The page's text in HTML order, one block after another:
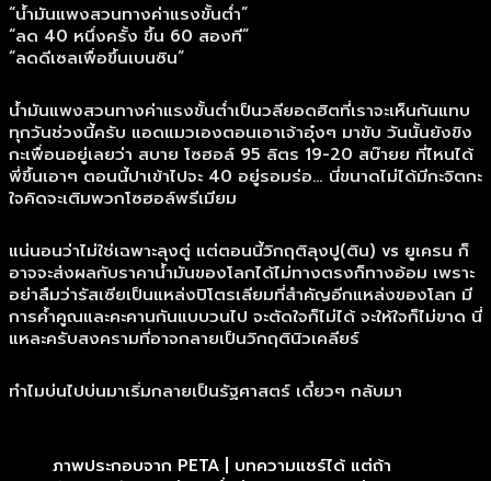
“น้ำมันแพงสวนทางค่าแรงขั้นต่ำ”
“ลด 40 หนึ่งครั้ง ขึ้น 60 สองที”
“ลดดีเซลเพื่อขึ้นเบนซิน”
น้ำมันแพงสวนทางค่าแรงขั้นต่ำเป็นวลียอดฮิตที่เราจะเห็นกันแทบ
ทุกวันช่วงนี้ครับ แอดแมวเองตอนเอาเจ้าอุ๋งๆ มาขับ วันนั้นยังขิง
กะเพื่อนอยู่เลยว่า สบาย โซฮอล์ 95 ลิตร 19-20 สบ๊ายย ที่ไหนได้
พี่ขึ้นเอาๆ ตอนนี้ปาเข้าไปจะ 40 อยู่รอมร่อ… นี่ขนาดไม่ได้มีกะจิตกะ
ใจคิดจะเติมพวกโซฮอล์พรีเมียม
แน่นอนว่าไม่ใช่เฉพาะลุงตู่ แต่ตอนนี้วิกฤติลุงปู(ติน) vs ยูเครน ก็
อาจจะส่งผลกับราคาน้ำมันของโลกได้ไม่ทางตรงก็ทางอ้อม เพราะ
อย่าลืมว่ารัสเซียเป็นแหล่งปิโตรเลียมที่สำคัญอีกแหล่งของโลก มี
การค้ำคูณและคะคานกันแบบวนไป จะตัดใจก็ไม่ได้ จะให้ใจก็ไม่ขาด นี่
แหละครับสงครามที่อาจกลายเป็นวิกฤตินิวเคลียร์
ทำไมบ่นไปบ่นมาเริ่มกลายเป็นรัฐศาสตร์ เดี๋ยวๆ กลับมา
ภาพประกอบจาก PETA | บทความแชร์ได้ แต่ถ้า